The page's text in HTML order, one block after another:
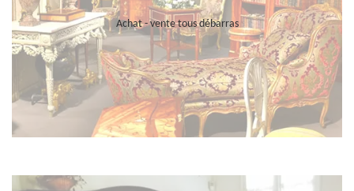
Achat - vente tous débarras